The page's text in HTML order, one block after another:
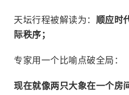
天坛行程被解读为： 顺应时
际秩序；
专家用一个比喻点破全局：
现在就像两只大象在一个房